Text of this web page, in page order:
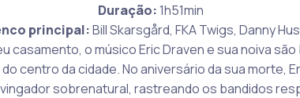
Duração:1h51min
principal:Bill Skarsgård, FKA Twigs, Danny
casamento, o músico Eric Draven e sua noiva
centro da cidade. No aniversário da sua morte,
sobrenatural, rastreando os bandidos